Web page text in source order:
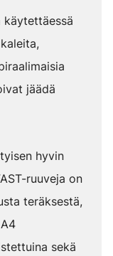
käytettäessä
jäädä
hyvin
ruuveja on
teräksestä,
sekä